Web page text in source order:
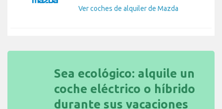
Ver coches de alquiler de Mazda
Sea ecológico: alquile un
coche eléctrico o híbrido
durante sus vacaciones